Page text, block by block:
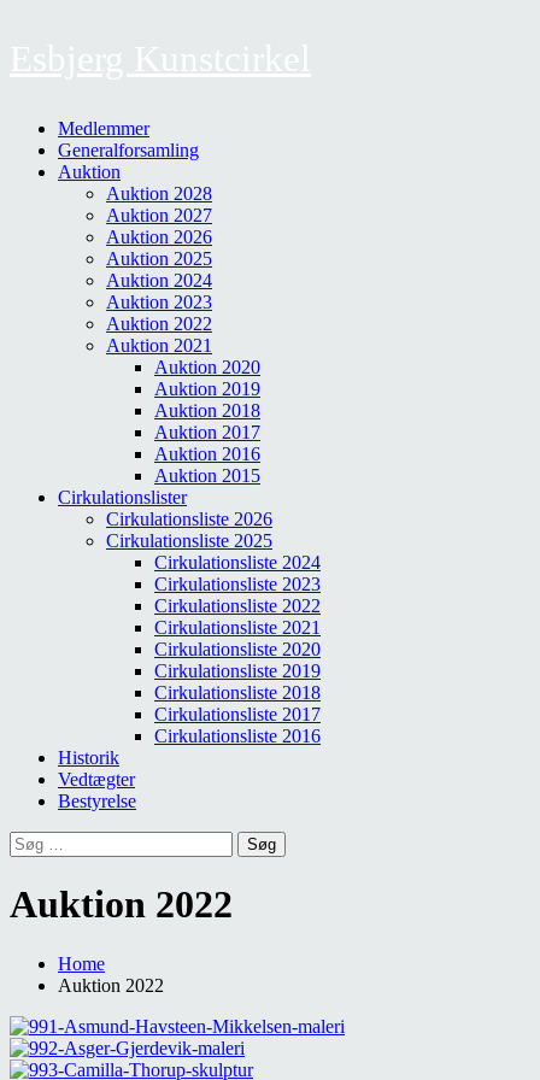
Esbjerg Kunstcirkel
Medlemmer
Generalforsamling
Auktion
Auktion 2028
Auktion 2027
Auktion 2026
Auktion 2025
Auktion 2024
Auktion 2023
Auktion 2022
Auktion 2021
Auktion 2020
Auktion 2019
Auktion 2018
Auktion 2017
Auktion 2016
Auktion 2015
Cirkulationslister
Cirkulationsliste 2026
Cirkulationsliste 2025
Cirkulationsliste 2024
Cirkulationsliste 2023
Cirkulationsliste 2022
Cirkulationsliste 2021
Cirkulationsliste 2020
Cirkulationsliste 2019
Cirkulationsliste 2018
Cirkulationsliste 2017
Cirkulationsliste 2016
Historik
Vedtægter
Bestyrelse
Søg
efter:
Auktion 2022
Home
Auktion 2022